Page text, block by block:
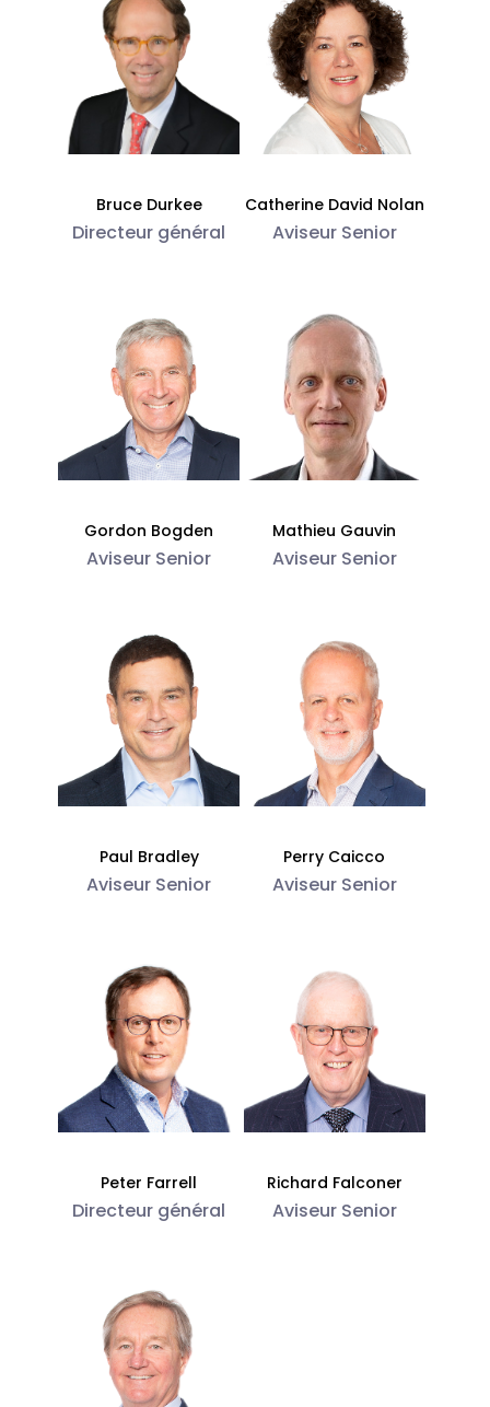
Bruce Durkee
Directeur général
Catherine David Nolan
Aviseur Senior
Gordon Bogden
Aviseur Senior
Mathieu Gauvin
Aviseur Senior
Paul Bradley
Aviseur Senior
Perry Caicco
Aviseur Senior
Peter Farrell
Directeur général
Richard Falconer
Aviseur Senior